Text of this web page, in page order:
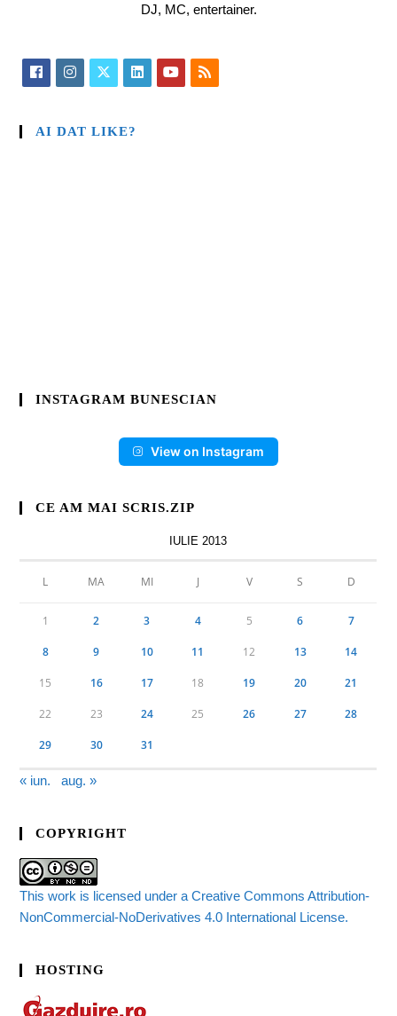
DJ, MC, entertainer.
AI DAT LIKE?
INSTAGRAM BUNESCIAN
View on Instagram
CE AM MAI SCRIS.ZIP
IULIE 2013
L MA MI J V S D
1 2 3 4 5 6 7
8 9 10 11 12 13 14
15 16 17 18 19 20 21
22 23 24 25 26 27 28
29 30 31
« iun. aug. »
COPYRIGHT
This work is licensed under a Creative Commons Attribution-
NonCommercial-NoDerivatives 4.0 International License.
HOSTING